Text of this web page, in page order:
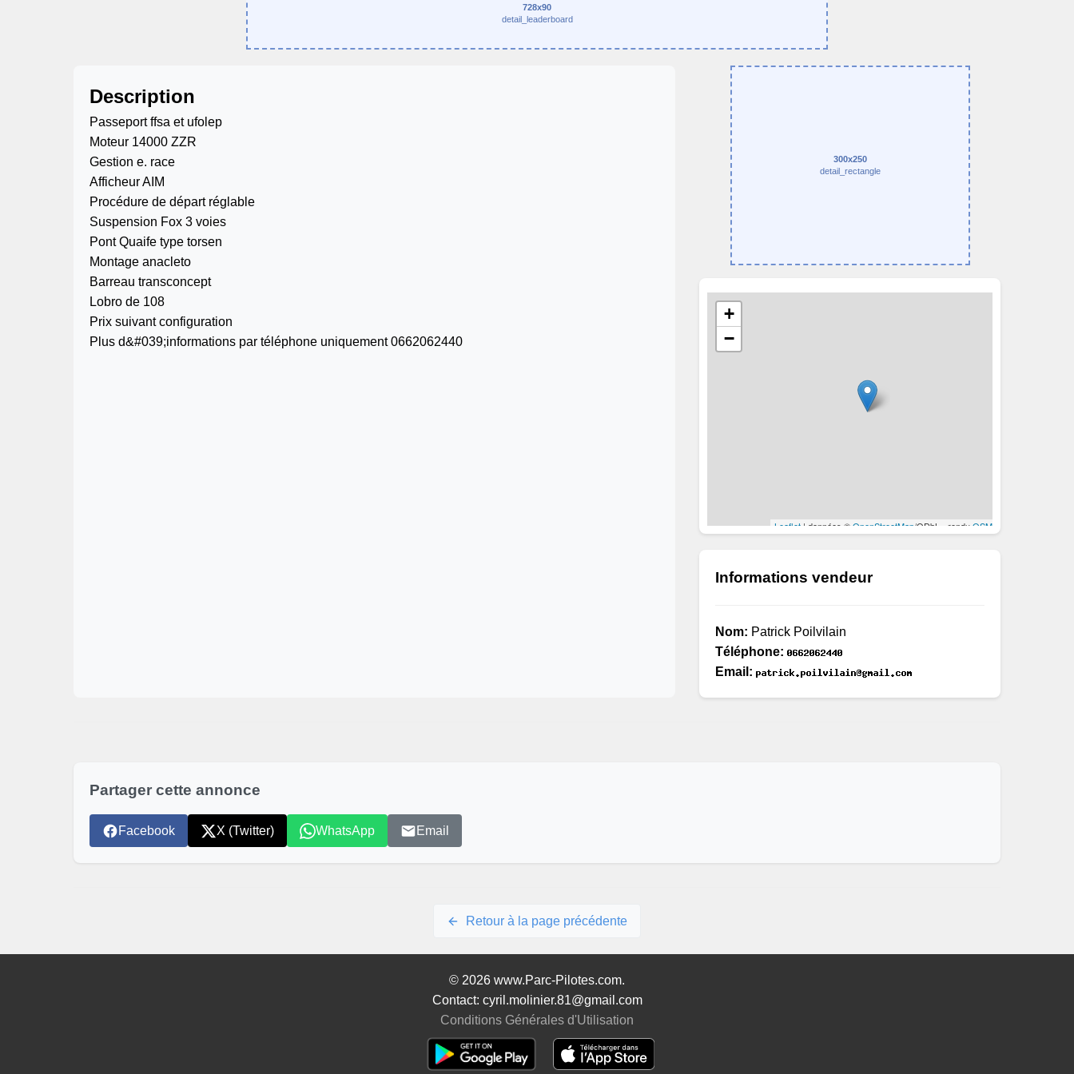
728x90
detail_leaderboard
Description
Passeport ffsa et ufolep
Moteur 14000 ZZR
Gestion e. race
Afficheur AIM
Procédure de départ réglable
Suspension Fox 3 voies
Pont Quaife type torsen
Montage anacleto
Barreau transconcept
Lobro de 108
Prix suivant configuration
Plus d&#039;informations par téléphone uniquement 0662062440
300x250
detail_rectangle
Informations vendeur
Nom: Patrick Poilvilain
Téléphone:
Email:
Partager cette annonce
Facebook X (Twitter) WhatsApp Email
Retour à la page précédente
© 2026 www.Parc-Pilotes.com.
Contact: cyril.molinier.81@gmail.com
Conditions Générales d'Utilisation